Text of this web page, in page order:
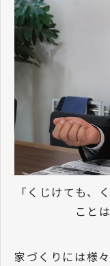
「くじけても、
こと
家づくりには様